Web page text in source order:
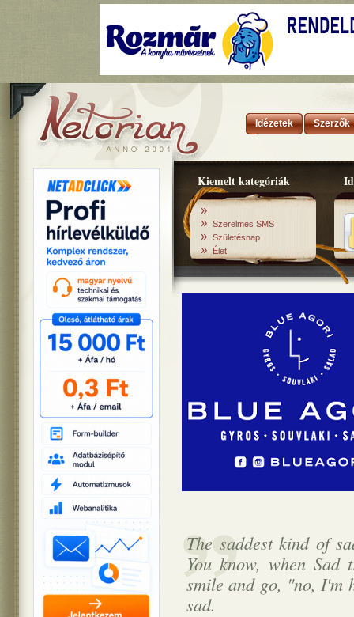
Idézetek Szerzők
Kiemelt kategóriák
»
» Szerelmes SMS
» Születésnap
» Élet
The saddest kind of
You know, when
smile and go, "no, I'm
sad.